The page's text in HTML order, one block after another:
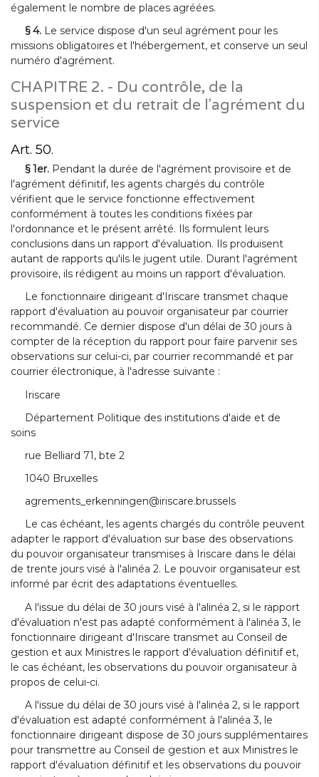
également le nombre de places agréées.
§ 4. Le service dispose d'un seul agrément pour les
missions obligatoires et l'hébergement, et conserve un seul
numéro d'agrément.
CHAPITRE 2. - Du contrôle, de la
suspension et du retrait de l'agrément du
service
Art. 50.
§ 1er. Pendant la durée de l'agrément provisoire et de
l'agrément définitif, les agents chargés du contrôle
vérifient que le service fonctionne effectivement
conformément à toutes les conditions fixées par
l'ordonnance et le présent arrêté. Ils formulent leurs
conclusions dans un rapport d'évaluation. Ils produisent
autant de rapports qu'ils le jugent utile. Durant l'agrément
provisoire, ils rédigent au moins un rapport d'évaluation.
Le fonctionnaire dirigeant d'Iriscare transmet chaque
rapport d'évaluation au pouvoir organisateur par courrier
recommandé. Ce dernier dispose d'un délai de 30 jours à
compter de la réception du rapport pour faire parvenir ses
observations sur celui-ci, par courrier recommandé et par
courrier électronique, à l'adresse suivante :
Iriscare
Département Politique des institutions d'aide et de
soins
rue Belliard 71, bte 2
1040 Bruxelles
agrements_erkenningen@iriscare.brussels
Le cas échéant, les agents chargés du contrôle peuvent
adapter le rapport d'évaluation sur base des observations
du pouvoir organisateur transmises à Iriscare dans le délai
de trente jours visé à l'alinéa 2. Le pouvoir organisateur est
informé par écrit des adaptations éventuelles.
A l'issue du délai de 30 jours visé à l'alinéa 2, si le rapport
d'évaluation n'est pas adapté conformément à l'alinéa 3, le
fonctionnaire dirigeant d'Iriscare transmet au Conseil de
gestion et aux Ministres le rapport d'évaluation définitif et,
le cas échéant, les observations du pouvoir organisateur à
propos de celui-ci.
A l'issue du délai de 30 jours visé à l'alinéa 2, si le rapport
d'évaluation est adapté conformément à l'alinéa 3, le
fonctionnaire dirigeant dispose de 30 jours supplémentaires
pour transmettre au Conseil de gestion et aux Ministres le
rapport d'évaluation définitif et les observations du pouvoir